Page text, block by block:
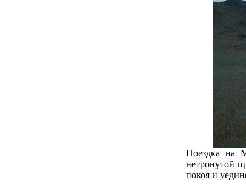
Поездка на
нетронутой
покоя и